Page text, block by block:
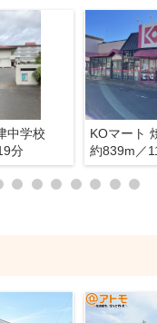
中学校
分
KOマート
約839m／